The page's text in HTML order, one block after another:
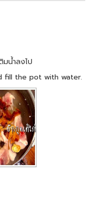
มน้ำลงไป
fill the pot with water.